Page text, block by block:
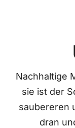
Nachhaltige
sie ist der
saubereren
dran